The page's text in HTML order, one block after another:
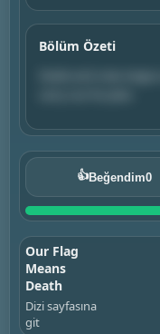
Bölüm Özeti
👍Beğendim0
Our Flag
Means
Death
Dizi sayfasına
git